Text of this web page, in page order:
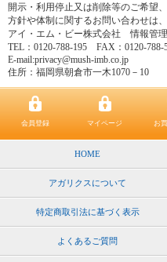
開示・利用停止又は削除等のご希望
方針や体制に関するお問い合わせは
アイ・エム・ビー株式会社 情報管
TEL：0120-788-195 FAX：0120-788-
E-mail:privacy@mush-imb.co.jp
住所：福岡県朝倉市一木1070－10
会員登録 マイページ お
HOME
アガリクスについて
特定商取引法に基づく表示
よくあるご質問